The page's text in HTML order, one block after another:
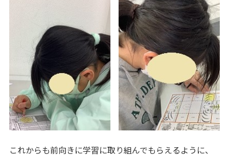
これからも前向きに学習に取り組んでもらえるように、